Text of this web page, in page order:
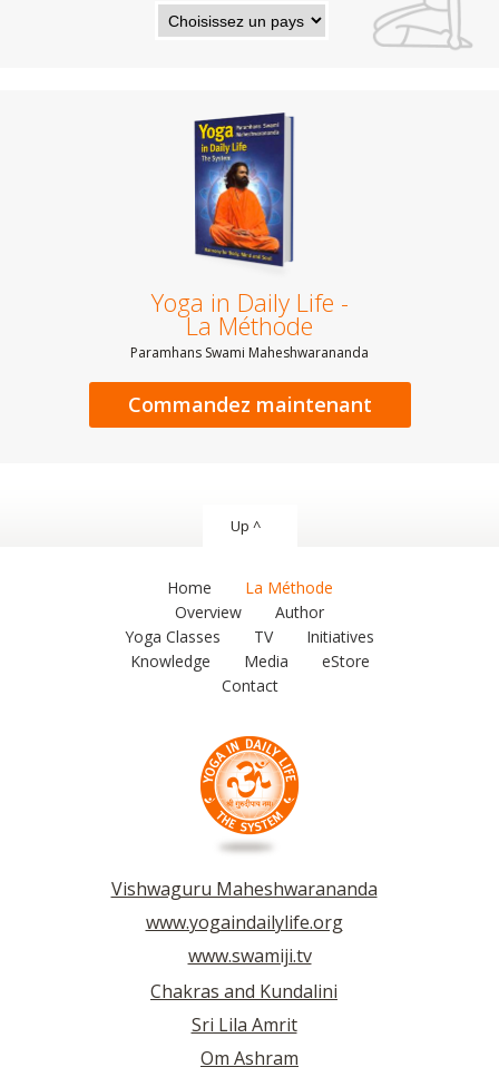
Yoga in Daily Life -
La Méthode
Paramhans Swami Maheshwarananda
Commandez maintenant
Up ^
Home
La Méthode
Overview
Author
Yoga Classes
TV
Initiatives
Knowledge
Media
eStore
Contact
Vishwaguru Maheshwarananda
www.yogaindailylife.org
www.swamiji.tv
Chakras and Kundalini
Sri Lila Amrit
Om Ashram